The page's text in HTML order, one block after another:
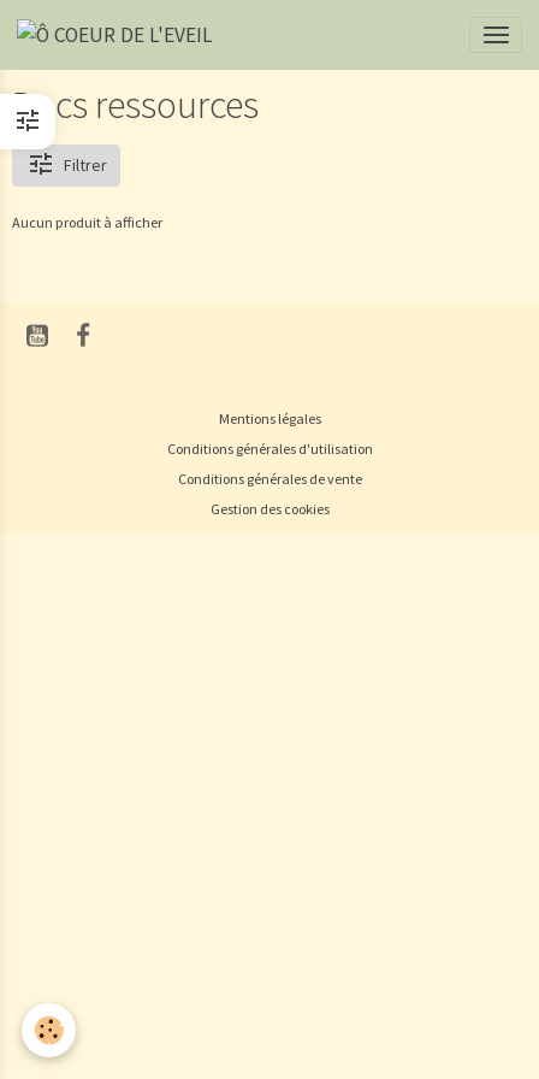
Docs ressources
Filtrer
Aucun produit à afficher
Mentions légales
Conditions générales d'utilisation
Conditions générales de vente
Gestion des cookies